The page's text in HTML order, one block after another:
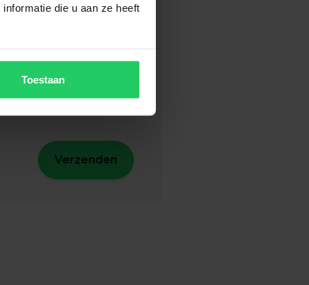
die u aan ze heeft
Toestaan
Verzenden